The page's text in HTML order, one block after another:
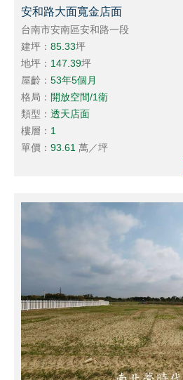
安和路大面寬金店面
台南市安南區安和路一段
建坪：85.33坪
地坪： 147.39坪
屋齡：53年5個月
格局： 開放空間/1衛
類型：透天店面
樓層： 1
單價：93.61 萬／坪